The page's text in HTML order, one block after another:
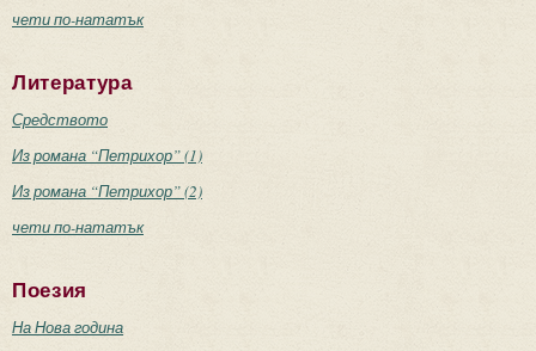
чети по-нататък
Литература
Средството
Из романа “Петрихор” (1)
Из романа “Петрихор” (2)
чети по-нататък
Поезия
На Нова година